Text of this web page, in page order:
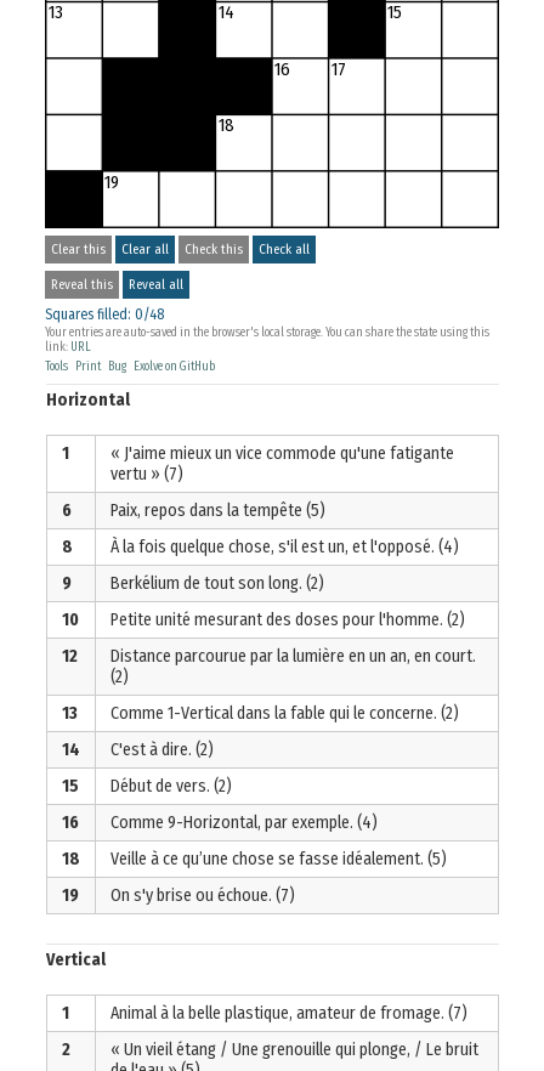
13 14 15
16 17
18
19
Clear this Clear all Check this Check all
Reveal this Reveal all
Squares filled :0/48
Your entries are auto-saved in the browser's local storage.You can share the state using this
link: URL
Tools
Print Bug Exolve on GitHub
Horizontal
1
« J'aime mieux un vice commode qu'une fatigante
vertu » (7)
6
Paix, repos dans la tempête (5)
8
À la fois quelque chose, s'il est un, et l'opposé. (4)
9
Berkélium de tout son long. (2)
10
Petite unité mesurant des doses pour l'homme. (2)
12
Distance parcourue par la lumière en un an, en court.
(2)
13
Comme 1-Vertical dans la fable qui le concerne. (2)
14
C'est à dire. (2)
15
Début de vers. (2)
16
Comme 9-Horizontal, par exemple. (4)
18
Veille à ce qu’une chose se fasse idéalement. (5)
19
On s'y brise ou échoue. (7)
Vertical
1
Animal à la belle plastique, amateur de fromage. (7)
2
« Un vieil étang / Une grenouille qui plonge, / Le bruit